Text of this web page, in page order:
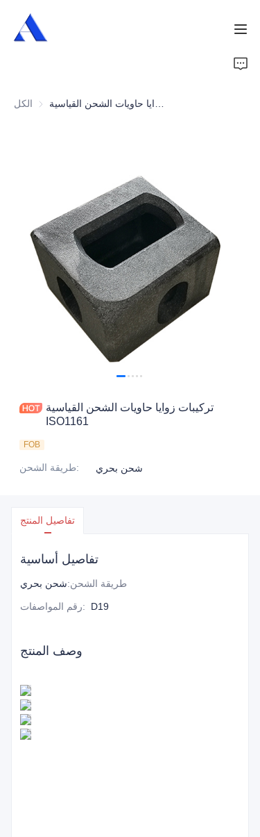
الكل
تركيبات زوايا حاويات الشحن القياسية
ISO1161
FOB
طريقة الشحن: شحن بحري
تفاصيل المنتج
تفاصيل أساسية
طريقة الشحن:شحن بحري
رقم المواصفات: D19
وصف المنتج
حالات
أخبار
فيديوهات